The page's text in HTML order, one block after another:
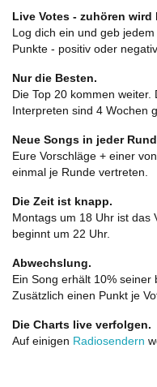
Live Votes - zuhören wird
Log dich ein und geb
Punkte - positiv oder negativ
Nur die Besten.
Die Top 20 kommen
Interpreten sind 4 Wochen
Neue Songs in jeder
Eure Vorschläge + einer
einmal je Runde vertreten.
Die Zeit ist knapp.
Montags um 18 Uhr ist das
beginnt um 22 Uhr.
Abwechslung.
Ein Song erhält 10%
Zusätzlich einen Punkt je
Die Charts live verfolgen.
Auf einigen Radiosendern